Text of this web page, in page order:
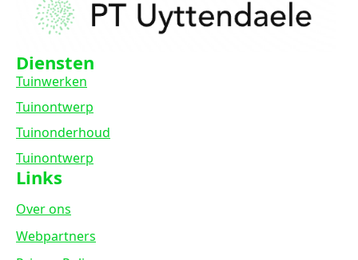
Diensten
Tuinwerken
Tuinontwerp
Tuinonderhoud
Tuinontwerp
Links
Over ons
Webpartners